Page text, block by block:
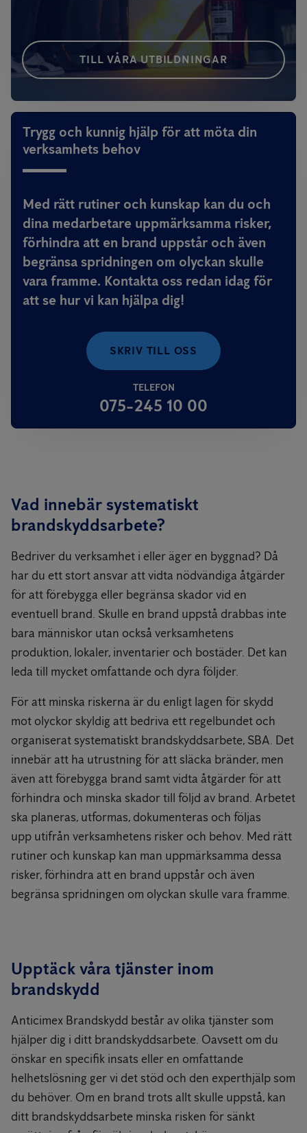
TILL VÅRA UTBILDNINGAR
Trygg och kunnig hjälp för att möta din
verksamhets behov
Med rätt rutiner och kunskap kan du och
dina medarbetare uppmärksamma risker,
förhindra att en brand uppstår och även
begränsa spridningen om olyckan skulle
vara framme. Kontakta oss redan idag för
att se hur vi kan hjälpa dig!
SKRIV TILL OSS
TELEFON
075-245 10 00
Vad innebär systematiskt
brandskyddsarbete?
Bedriver du verksamhet i eller äger en byggnad? Då
har du ett stort ansvar att vidta nödvändiga åtgärder
för att förebygga eller begränsa skador vid en
eventuell brand. Skulle en brand uppstå drabbas inte
bara människor utan också verksamhetens
produktion, lokaler, inventarier och bostäder. Det kan
leda till mycket omfattande och dyra följder.
För att minska riskerna är du enligt lagen för skydd
mot olyckor skyldig att bedriva ett regelbundet och
organiserat systematiskt brandskyddsarbete, SBA. Det
innebär att ha utrustning för att släcka bränder, men
även att förebygga brand samt vidta åtgärder för att
förhindra och minska skador till följd av brand. Arbetet
ska planeras, utformas, dokumenteras och följas
upp utifrån verksamhetens risker och behov. Med rätt
rutiner och kunskap kan man uppmärksamma dessa
risker, förhindra att en brand uppstår och även
begränsa spridningen om olyckan skulle vara framme.
Upptäck våra tjänster inom
brandskydd
Anticimex Brandskydd består av olika tjänster som
hjälper dig i ditt brandskyddsarbete. Oavsett om du
önskar en specifik insats eller en omfattande
helhetslösning ger vi det stöd och den experthjälp som
du behöver. Om en brand trots allt skulle uppstå, kan
ditt brandskyddsarbete minska risken för sänkt